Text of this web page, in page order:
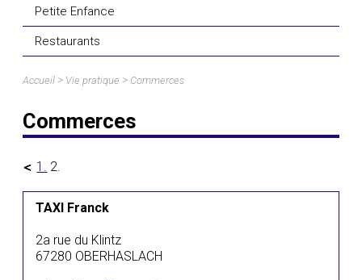
Petite Enfance
Restaurants
Accueil > Vie pratique > Commerces
Commerces
1. 2.
TAXI Franck
2a rue du Klintz
67280 OBERHASLACH